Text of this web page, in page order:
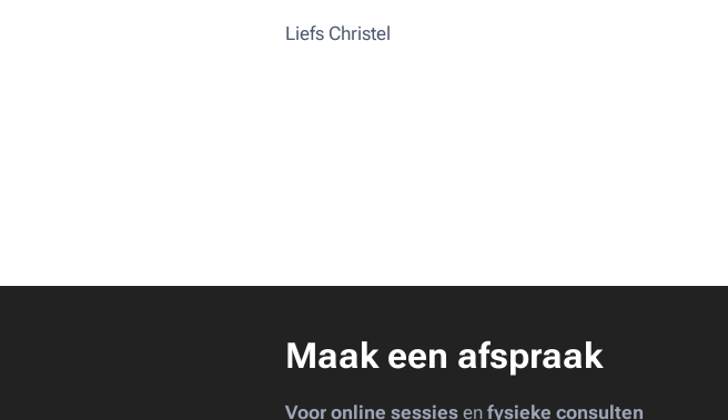
Liefs Christel ♥
Maak een afspraak
Voor online sessies en fysieke consulten